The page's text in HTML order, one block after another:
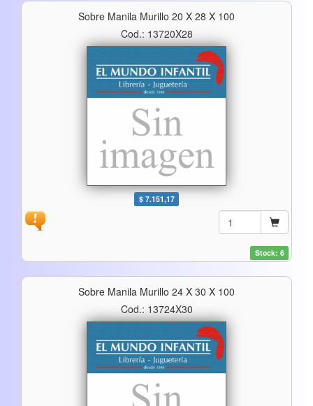
Sobre Manila Murillo 20 X 28 X 100
Cod.: 13720X28
$ 7.151,17
Stock: 6
Sobre Manila Murillo 24 X 30 X 100
Cod.: 13724X30